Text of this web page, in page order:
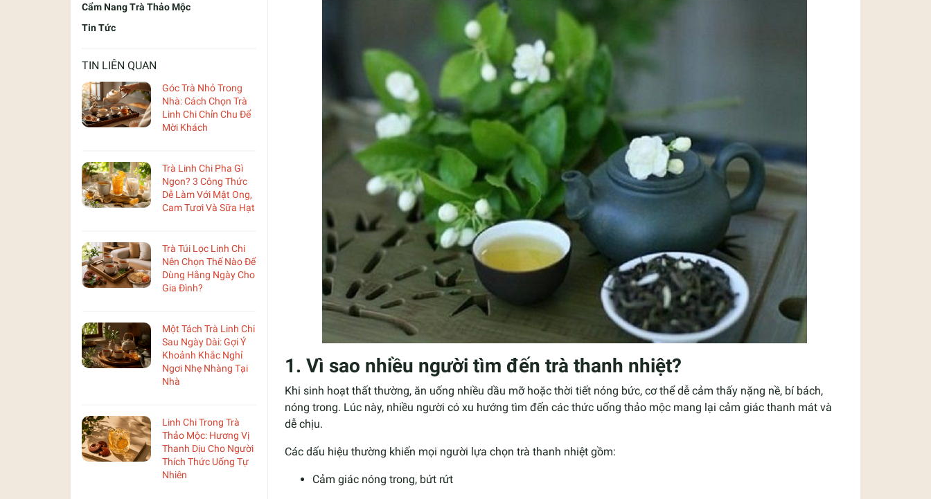
Cẩm Nang Trà Thảo Mộc
Tin Tức
TIN LIÊN QUAN
Góc Trà Nhỏ Trong
Nhà: Cách Chọn Trà
Linh Chi Chỉn Chu Để
Mời Khách
Trà Linh Chi Pha Gì
Ngon? 3 Công Thức
Dễ Làm Với Mật Ong,
Cam Tươi Và Sữa Hạt
Trà Túi Lọc Linh Chi
Nên Chọn Thế Nào Để
Dùng Hằng Ngày Cho
Gia Đình?
Một Tách Trà Linh Chi
Sau Ngày Dài: Gợi Ý
Khoảnh Khắc Nghỉ
Ngơi Nhẹ Nhàng Tại
Nhà
Linh Chi Trong Trà
Thảo Mộc: Hương Vị
Thanh Dịu Cho Người
Thích Thức Uống Tự
Nhiên
1. Vì sao nhiều người tìm đến trà thanh nhiệt?
Khi sinh hoạt thất thường, ăn uống nhiều dầu mỡ hoặc thời tiết nóng bức, cơ thể dễ cảm thấy nặng nề, bí bách,
nóng trong. Lúc này, nhiều người có xu hướng tìm đến các thức uống thảo mộc mang lại cảm giác thanh mát và
dễ chịu.
Các dấu hiệu thường khiến mọi người lựa chọn trà thanh nhiệt gồm:
Cảm giác nóng trong, bứt rứt